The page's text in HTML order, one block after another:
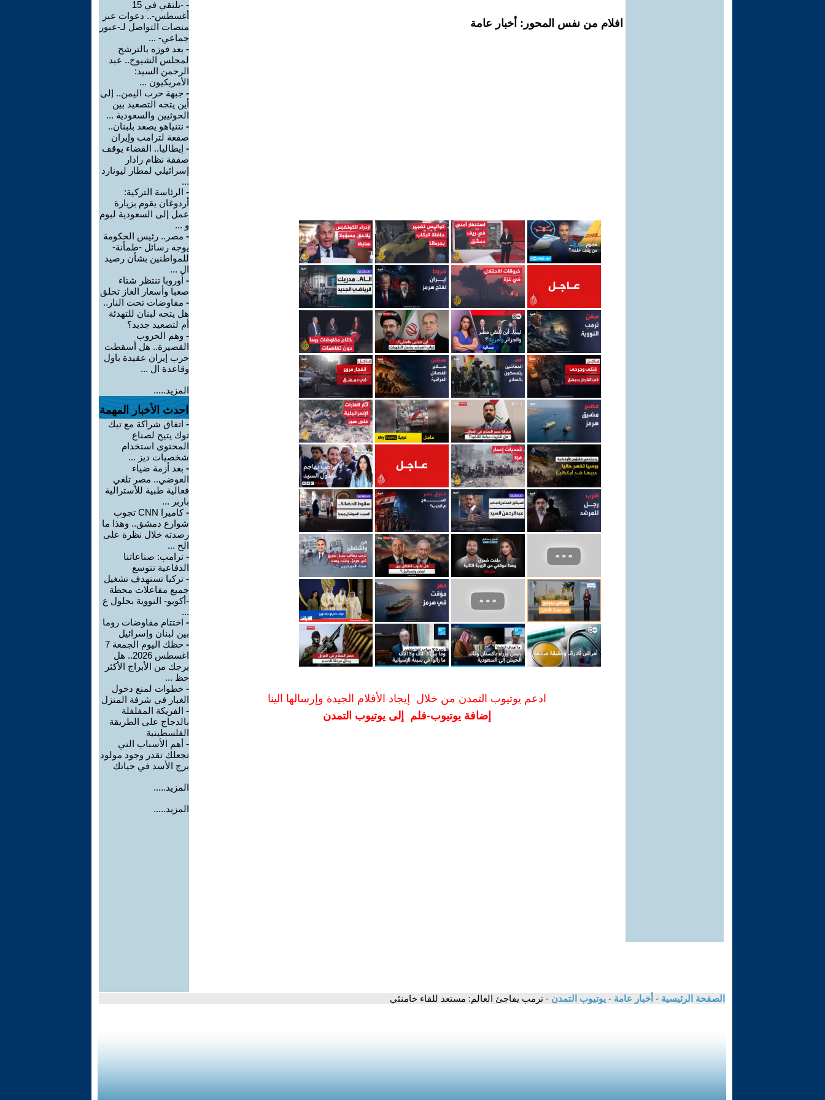
افلام من نفس المحور: أخبار عامة
ادعم يوتيوب التمدن من خلال إيجاد الأفلام الجيدة وإرسالها الينا
إضافة يوتيوب-فلم إلى يوتيوب التمدن
-
-نلتقي في 15
أغسطس-.. دعوات عبر
منصات التواصل لـ-عبور
جماعي- ...
- بعد فوزه بالترشح
لمجلس الشيوخ.. عبد
الرحمن السيد:
الأمريكيون ...
- جبهة حرب اليمن.. إلى
أين يتجه التصعيد بين
الحوثيين والسعودية ...
- نتنياهو يصعد بلبنان..
صفعة لترامب وإيران
- إيطاليا.. القضاء يوقف
صفقة نظام رادار
إسرائيلي لمطار ليونارد
...
- الرئاسة التركية:
أردوغان يقوم بزيارة
عمل إلى السعودية ليوم
و ...
- مصر.. رئيس الحكومة
يوجه رسائل -طمأنة-
للمواطنين بشأن رصيد
ال ...
- أوروبا تنتظر شتاء
صعبا وأسعار الغاز تحلق
- مفاوضات تحت النار..
هل يتجه لبنان للتهدئة
أم لتصعيد جديد؟
- وهم الحروب
القصيرة.. هل أسقطت
حرب إيران عقيدة باول
وقاعدة ال ...
المزيد.....
احدث الأخبار المهمة
- اتفاق شراكة مع تيك
توك يتيح لصناع
المحتوى استخدام
شخصيات ديز ...
- بعد أزمة ضياء
العوضي.. مصر تلغي
فعالية طبية للأسترالية
باربر ...
-
كاميرا CNN تجوب
شوارع دمشق.. وهذا ما
رصدته خلال نظرة على
الح ...
- ترامب: صناعاتنا
الدفاعية تتوسع
- تركيا تستهدف تشغيل
جميع مفاعلات محطة
-أكويو- النووية بحلول ع
...
- اختتام مفاوضات روما
بين لبنان وإسرائيل
-
حظك اليوم الجمعة 7
اغسطس 2026.. هل
برجك من الأبراج الأكثر
حظ ...
- خطوات لمنع دخول
الغبار في شرفة المنزل
- الفريكة المفلفلة
بالدجاج على الطريقة
الفلسطينية
- أهم الأسباب التي
تجعلك تقدر وجود مولود
برج الأسد في حياتك
المزيد.....
المزيد.....
الصفحة الرئيسية - أخبار عامة - يوتيوب التمدن - ترمب يفاجئ العالم: مستعد للقاء خامنئي